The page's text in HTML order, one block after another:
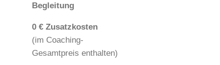
Begleitung
0 € Zusatzkosten
(im Coaching-
Gesamtpreis enthalten)